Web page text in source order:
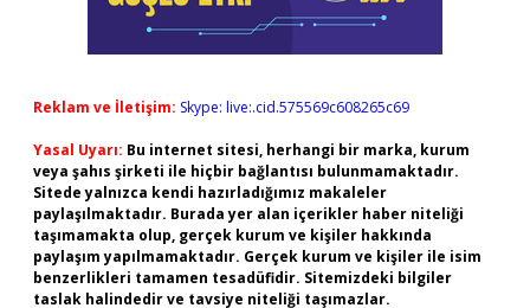
Reklam ve İletişim: Skype: live:.cid.575569c608265c69
Yasal Uyarı: Bu internet sitesi, herhangi bir marka, kurum
veya şahıs şirketi ile hiçbir bağlantısı bulunmamaktadır.
Sitede yalnızca kendi hazırladığımız makaleler
paylaşılmaktadır. Burada yer alan içerikler haber niteliği
taşımamakta olup, gerçek kurum ve kişiler hakkında
paylaşım yapılmamaktadır. Gerçek kurum ve kişiler ile isim
benzerlikleri tamamen tesadüfidir. Sitemizdeki bilgiler
taslak halindedir ve tavsiye niteliği taşımazlar.